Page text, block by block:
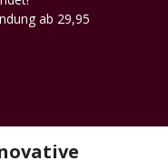
ab 29,95